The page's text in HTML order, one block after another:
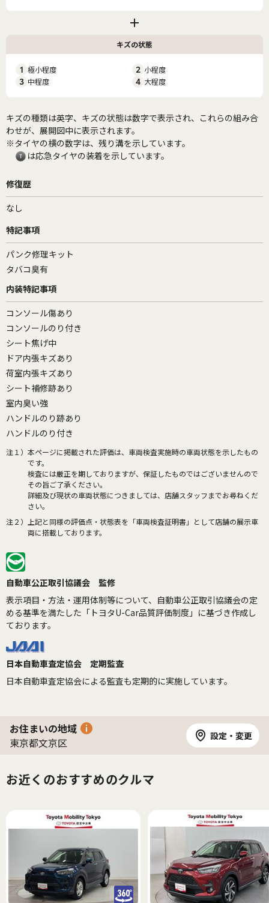
キズの状態
1 極小程度 2 小程度
3 中程度 4 大程度
キズの種類は英字、キズの状態は数字で表示され、これらの組み合
わせが、展開図中に表示されます。
※タイヤの横の数字は、残り溝を示しています。
は応急タイヤの装着を示しています。
修復歴
なし
特記事項
パンク修理キット
タバコ臭有
内装特記事項
コンソール傷あり
コンソールのり付き
シート焦げ中
ドア内張キズあり
荷室内張キズあり
シート補修跡あり
室内臭い強
ハンドルのり跡あり
ハンドルのり付き
注１） 本ページに掲載された評価は、車両検査実施時の車両状態を示したもの
です。
検査には厳正を期しておりますが、保証したものではございませんので
その旨ご了承ください。
詳細及び現状の車両状態につきましては、店舗スタッフまでお尋ねくだ
さい。
注２）
上記と同様の評価点・状態表を「車両検査証明書」として店舗の展示車
両に搭載しております。
自動車公正取引協議会 監修
表示項目・方法・運用体制等について、自動車公正取引協議会の定
める基準を満たした「トヨタU-Car品質評価制度」に基づき作成し
ております。
日本自動車査定協会 定期監査
日本自動車査定協会による監査も定期的に実施しています。
お住まいの地域
東京都文京区
設定・変更
お近くのおすすめのクルマ